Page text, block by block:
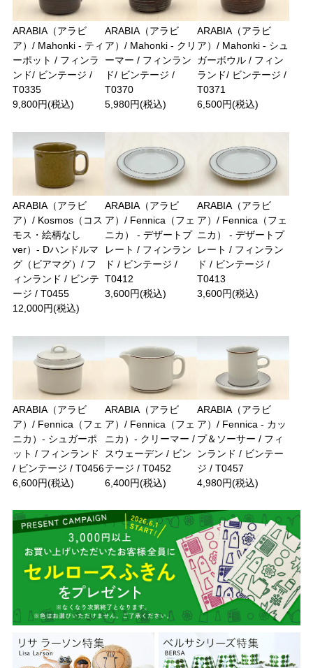
ARABIA（アラビ
ア）/ Mahonki - ティ
ーポット / フィンラ
ンド/ ビンテージ /
T0335
9,800円(税込)
ARABIA（アラビ
ア）/ Mahonki - クリ
ーマー / フィンラン
ド/ ビンテージ /
T0370
5,980円(税込)
ARABIA（アラビ
ア）/ Mahonki - シュ
ガーボウル / フィン
ランド/ ビンテージ /
T0371
6,500円(税込)
ARABIA（アラビ
ア）/ Kosmos（コス
モス・絵柄なし
ver）- Dハンドルマ
グ（ビアマグ）/ フ
ィンランド / ビンテ
ージ / T0455
12,000円(税込)
ARABIA（アラビ
ア）/ Fennica（フェ
ニカ） - デザートプ
レート / フィンラン
ド / ビンテージ /
T0412
3,600円(税込)
ARABIA（アラビ
ア）/ Fennica（フェ
ニカ） - デザートプ
レート / フィンラン
ド / ビンテージ /
T0413
3,600円(税込)
ARABIA（アラビ
ア）/ Fennica（フェ
ニカ）- シュガーポ
ット / フィンランド
/ ビンテージ / T0456
6,600円(税込)
ARABIA（アラビ
ア）/ Fennica（フェ
ニカ）- クリーマー /
スウェーデン / ビン
テージ / T0452
6,400円(税込)
ARABIA（アラビ
ア）/ Fennica - カッ
プ＆ソーサー / フィ
ンランド / ビンテー
ジ / T0457
4,980円(税込)